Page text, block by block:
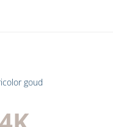
goud